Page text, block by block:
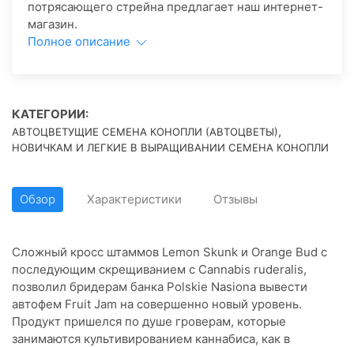
потрясающего стрейна предлагает наш интернет-
магазин.
Полное описание
КАТЕГОРИИ:
АВТОЦВЕТУЩИЕ СЕМЕНА КОНОПЛИ (АВТОЦВЕТЫ),
НОВИЧКАМ И ЛЕГКИЕ В ВЫРАЩИВАНИИ СЕМЕНА КОНОПЛИ
Обзор Характеристики Отзывы
Сложный кросс штаммов Lemon Skunk и Orange Bud с
последующим скрещиванием с Cannabis ruderalis,
позволил бридерам банка Polskie Nasiona вывести
автофем Fruit Jam на совершенно новый уровень.
Продукт пришелся по душе гроверам, которые
занимаются культивированием каннабиса, как в